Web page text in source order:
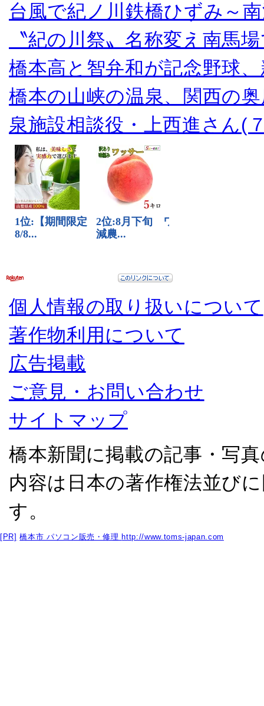
台風で紀ノ川鉄橋ひずみ～
〝紀の川祭〟名称変え南馬
橋本高と智弁和が記念野球
橋本の山峡の温泉、関西の
泉施設相談役・上西進さん(
個人情報の取り扱いについて
著作物利用について
広告掲載
ご意見・お問い合わせ
サイトマップ
橋本新聞に掲載の記事・写
内容は日本の著作権法並び
す。
[PR] 橋本市 パソコン販売・修理 http://www.toms-japan.com